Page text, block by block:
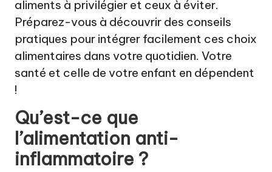
aliments à privilégier et ceux à éviter.
Préparez-vous à découvrir des conseils
pratiques pour intégrer facilement ces choix
alimentaires dans votre quotidien. Votre
santé et celle de votre enfant en dépendent
!
Qu’est-ce que
l’alimentation anti-
inflammatoire ?